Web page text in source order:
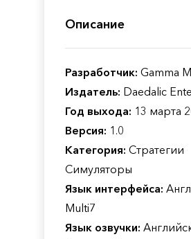
Описание
Разработчик: Gamma
Издатель: Daedalic
Год выхода: 13 марта
Версия: 1.0
Категория: Стратегии
Симуляторы
Язык интерфейса:
Multi7
Язык озвучки: